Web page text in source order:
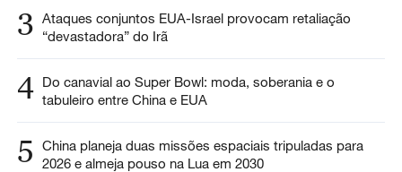
3 Ataques conjuntos EUA-Israel provocam retaliação
“devastadora” do Irã
4 Do canavial ao Super Bowl: moda, soberania e o
tabuleiro entre China e EUA
5
China planeja duas missões espaciais tripuladas para
2026 e almeja pouso na Lua em 2030